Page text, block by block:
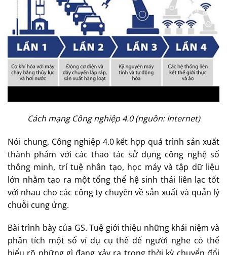
Cách mạng Công nghiệp 4.0 (nguồn: Internet)
Nói chung, Công nghiệp 4.0 kết hợp quá trình sản xuất
thành phẩm với các thao tác sử dụng công nghệ số
thông minh, trí tuệ nhân tạo, học máy và tập dữ liệu
lớn nhằm tạo ra một tổng thể hệ sinh thái liên lạc tốt
với nhau cho các công ty chuyên về sản xuất và quản lý
chuỗi cung ứng.
Bài trình bày của GS. Tuệ giới thiệu những khái niệm và
phân tích một số ví dụ cụ thể để người nghe có thể